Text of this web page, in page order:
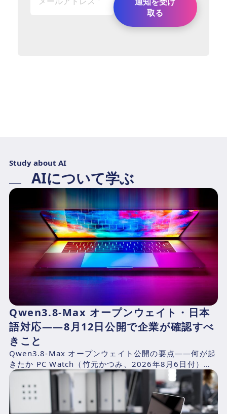
Study about AI
AIについて学ぶ
Qwen3.8-Max オープンウェイト・日本
語対応——8月12日公開で企業が確認すべ
きこと
Qwen3.8-Max オープンウェイト公開の要点——何が起
きたか PC Watch（竹元かつみ、2026年8月6日付）の
報道によれば、AlibabaのQwen...